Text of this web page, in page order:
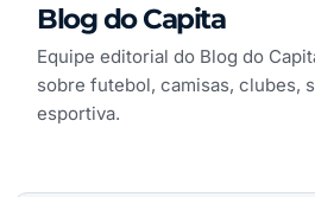
Blog do Capita
Equipe editorial do Blog do
sobre futebol, camisas, clubes,
esportiva.